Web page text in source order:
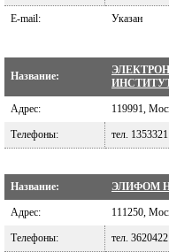
E-mail: Указан
Название:
Адрес: 119991,
Телефоны: тел.
Название: ЭЛИФОМ
Адрес: 111250,
Телефоны: тел. 3620422